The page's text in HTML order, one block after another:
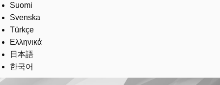
Suomi
Svenska
Türkçe
Ελληνικά
日本語
한국어